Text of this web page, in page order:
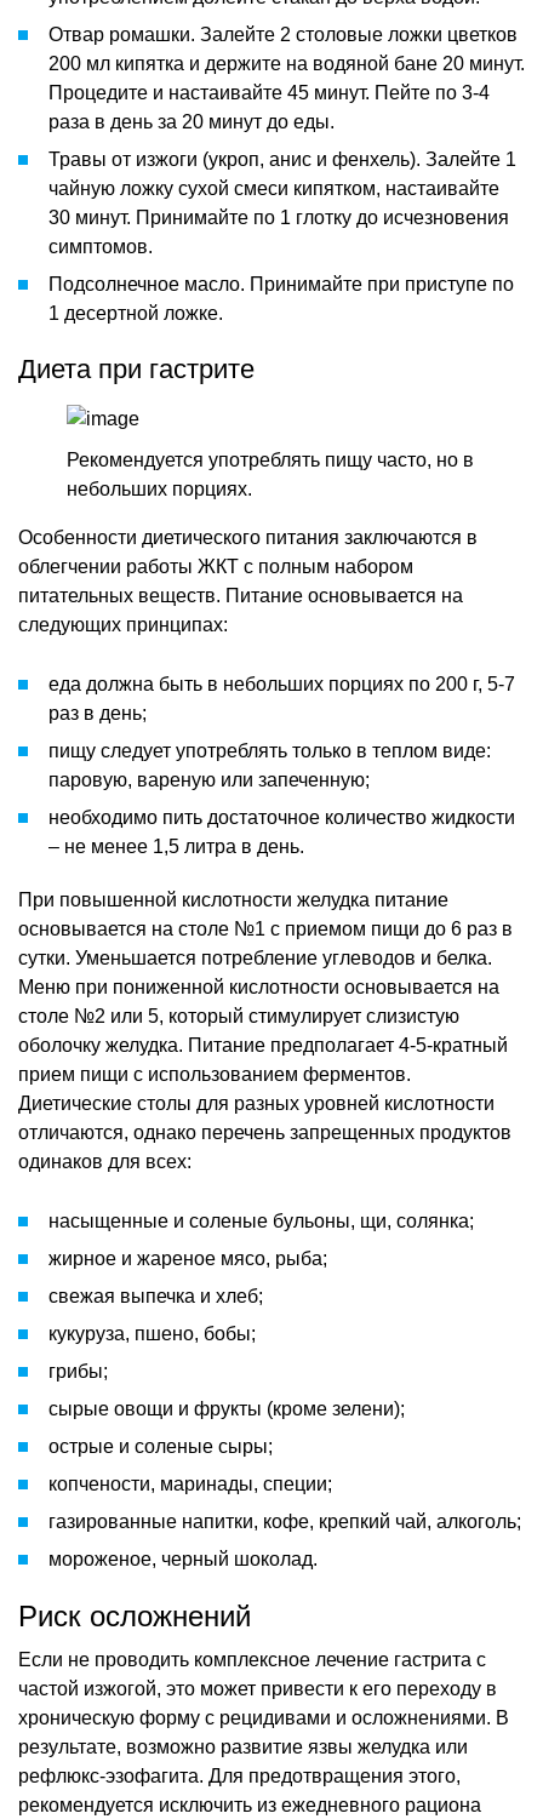
Отвар ромашки. Залейте 2 столовые ложки цветков
200 мл кипятка и держите на водяной бане 20 минут.
Процедите и настаивайте 45 минут. Пейте по 3-4
раза в день за 20 минут до еды.
Травы от изжоги (укроп, анис и фенхель). Залейте 1
чайную ложку сухой смеси кипятком, настаивайте
30 минут. Принимайте по 1 глотку до исчезновения
симптомов.
Подсолнечное масло. Принимайте при приступе по
1 десертной ложке.
Диета при гастрите
Рекомендуется употреблять пищу часто, но в
небольших порциях.
Особенности диетического питания заключаются в
облегчении работы ЖКТ с полным набором
питательных веществ. Питание основывается на
следующих принципах:
еда должна быть в небольших порциях по 200 г, 5-7
раз в день;
пищу следует употреблять только в теплом виде:
паровую, вареную или запеченную;
необходимо пить достаточное количество жидкости
– не менее 1,5 литра в день.
При повышенной кислотности желудка питание
основывается на столе №1 с приемом пищи до 6 раз в
сутки. Уменьшается потребление углеводов и белка.
Меню при пониженной кислотности основывается на
столе №2 или 5, который стимулирует слизистую
оболочку желудка. Питание предполагает 4-5-кратный
прием пищи с использованием ферментов.
Диетические столы для разных уровней кислотности
отличаются, однако перечень запрещенных продуктов
одинаков для всех:
насыщенные и соленые бульоны, щи, солянка;
жирное и жареное мясо, рыба;
свежая выпечка и хлеб;
кукуруза, пшено, бобы;
грибы;
сырые овощи и фрукты (кроме зелени);
острые и соленые сыры;
копчености, маринады, специи;
газированные напитки, кофе, крепкий чай, алкоголь;
мороженое, черный шоколад.
Риск осложнений
Если не проводить комплексное лечение гастрита с
частой изжогой, это может привести к его переходу в
хроническую форму с рецидивами и осложнениями. В
результате, возможно развитие язвы желудка или
рефлюкс-эзофагита. Для предотвращения этого,
рекомендуется исключить из ежедневного рациона